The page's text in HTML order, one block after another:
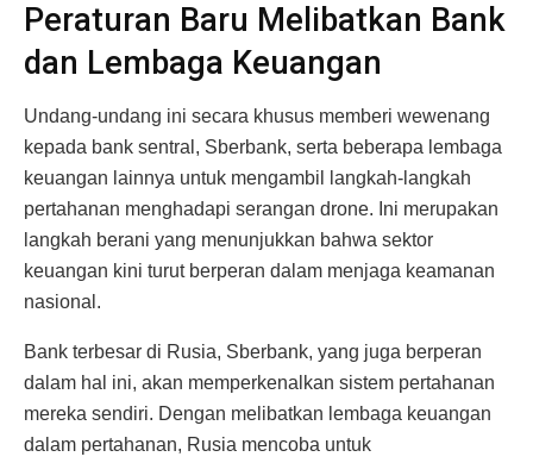
Peraturan Baru Melibatkan Bank
dan Lembaga Keuangan
Undang-undang ini secara khusus memberi wewenang
kepada bank sentral, Sberbank, serta beberapa lembaga
keuangan lainnya untuk mengambil langkah-langkah
pertahanan menghadapi serangan drone. Ini merupakan
langkah berani yang menunjukkan bahwa sektor
keuangan kini turut berperan dalam menjaga keamanan
nasional.
Bank terbesar di Rusia, Sberbank, yang juga berperan
dalam hal ini, akan memperkenalkan sistem pertahanan
mereka sendiri. Dengan melibatkan lembaga keuangan
dalam pertahanan, Rusia mencoba untuk